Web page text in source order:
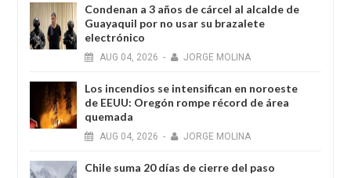
Condenan a 3 años de cárcel al alcalde de
Guayaquil por no usar su brazalete
electrónico
AUG 04, 2026 - JORGE MOLINA
Los incendios se intensifican en noroeste
de EEUU: Oregón rompe récord de área
quemada
AUG 04, 2026 - JORGE MOLINA
Chile suma 20 días de cierre del paso